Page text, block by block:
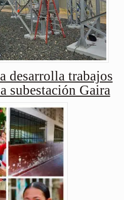
desarrolla trabajos
subestación Gaira